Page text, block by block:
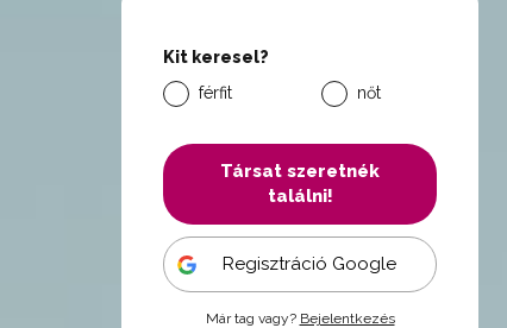
Kit keresel?
férfit
nőt
Társat szeretnék
találni!
Regisztráció Google
Már tag vagy? Bejelentkezés